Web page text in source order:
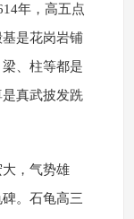
年，高五点
是花岗岩铺
、柱等都是
真武披发跣
，气势雄
。石龟高三